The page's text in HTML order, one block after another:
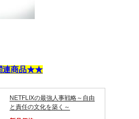
連商品★★
NETFLIXの最強人事戦略～自由
と責任の文化を築く～